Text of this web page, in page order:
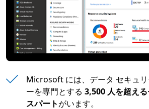
Microsoft には、データ セキュ
ーを専門とする 3,500 人を超え
スパートがいます。